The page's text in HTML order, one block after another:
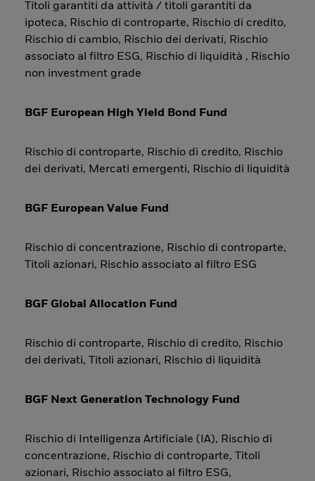
Titoli garantiti da attività / titoli garantiti da
ipoteca, Rischio di controparte, Rischio di credito,
Rischio di cambio, Rischio dei derivati, Rischio
associato al filtro ESG, Rischio di liquidità , Rischio
non investment grade
BGF European High Yield Bond Fund
Rischio di controparte, Rischio di credito, Rischio
dei derivati, Mercati emergenti, Rischio di liquidità
BGF European Value Fund
Rischio di concentrazione, Rischio di controparte,
Titoli azionari, Rischio associato al filtro ESG
BGF Global Allocation Fund
Rischio di controparte, Rischio di credito, Rischio
dei derivati, Titoli azionari, Rischio di liquidità
BGF Next Generation Technology Fund
Rischio di Intelligenza Artificiale (IA), Rischio di
concentrazione, Rischio di controparte, Titoli
azionari, Rischio associato al filtro ESG,